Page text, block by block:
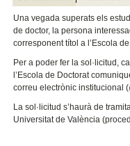
Una vegada superats els
de doctor, la persona
corresponent títol a l’Escola
Per a poder fer la sol·licitud,
l’Escola de Doctorat
correu electrònic institucional
La sol·licitud s’haurà de
Universitat de València